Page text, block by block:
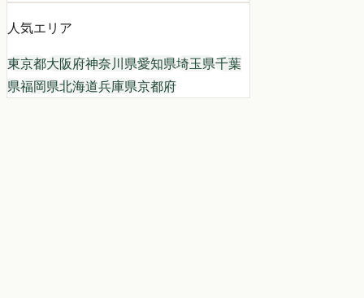
人気エリア
東京都大阪府神奈川県愛知県埼玉県千葉
県福岡県北海道兵庫県京都府